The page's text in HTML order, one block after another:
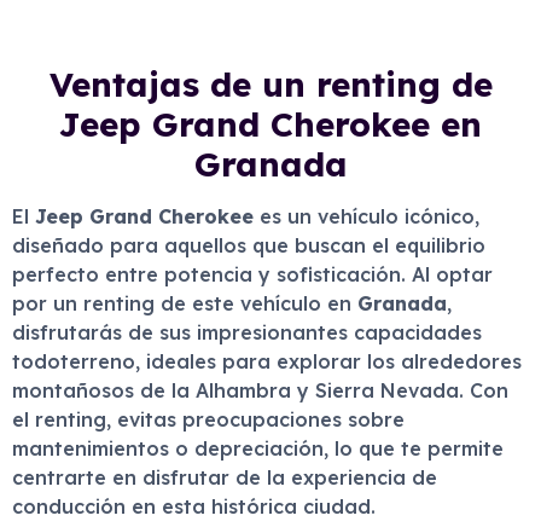
Ventajas de un renting de
Jeep Grand Cherokee en
Granada
El Jeep Grand Cherokee es un vehículo icónico,
diseñado para aquellos que buscan el equilibrio
perfecto entre potencia y sofisticación. Al optar
por un renting de este vehículo en Granada,
disfrutarás de sus impresionantes capacidades
todoterreno, ideales para explorar los alrededores
montañosos de la Alhambra y Sierra Nevada. Con
el renting, evitas preocupaciones sobre
mantenimientos o depreciación, lo que te permite
centrarte en disfrutar de la experiencia de
conducción en esta histórica ciudad.